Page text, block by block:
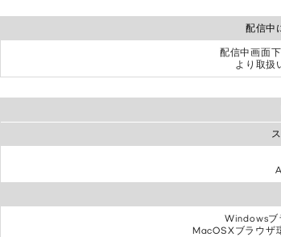
配信中
配信中画面
より取扱
Windowsブ
MacOSXブラウザ